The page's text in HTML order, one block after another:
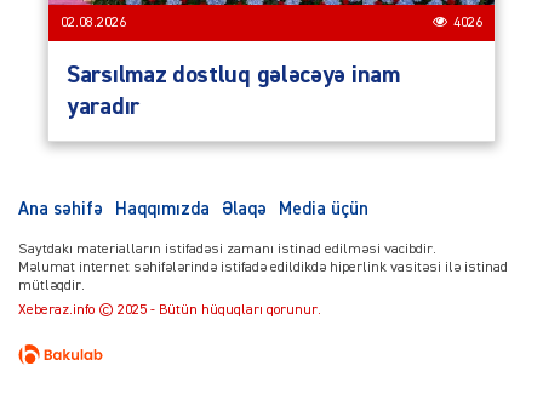
02.08.2026 4026
Sarsılmaz dostluq gələcəyə inam
yaradır
Ana səhifə Haqqımızda Əlaqə Media üçün
Saytdakı materialların istifadəsi zamanı istinad edilməsi vacibdir.
Məlumat internet səhifələrində istifadə edildikdə hiperlink vasitəsi ilə istinad
mütləqdir.
Xeberaz.info © 2025 - Bütün hüquqları qorunur.